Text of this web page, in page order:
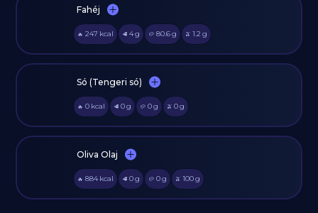
Fahéj
🔥 247 kcal 🥩 4g 🥔 80.6g 🫒 1.2 g
Só (Tengeri só)
🔥 0 kcal 🥩 0g 🥔 0g 🫒 0g
Oliva Olaj
🔥 884 kcal 🥩 0g 🥔 0g 🫒 100g